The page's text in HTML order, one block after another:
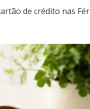
de crédito nas